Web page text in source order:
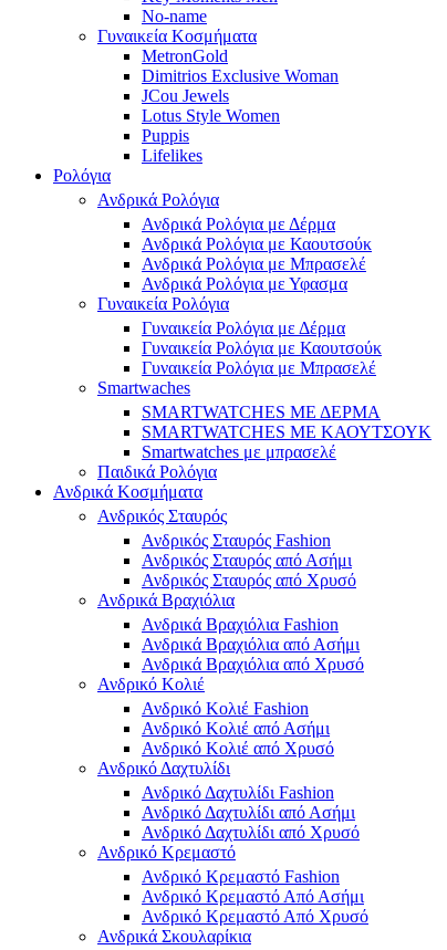
No-name
Γυναικεία Κοσμήματα
MetronGold
Dimitrios Exclusive Woman
JCou Jewels
Lotus Style Women
Puppis
Lifelikes
Ρολόγια
Ανδρικά Ρολόγια
Ανδρικά Ρολόγια με Δέρμα
Ανδρικά Ρολόγια με Καουτσούκ
Ανδρικά Ρολόγια με Μπρασελέ
Ανδρικά Ρολόγια με Υφασμα
Γυναικεία Ρολόγια
Γυναικεία Ρολόγια με Δέρμα
Γυναικεία Ρολόγια με Καουτσούκ
Γυναικεία Ρολόγια με Μπρασελέ
Smartwaches
SMARTWATCHES ΜΕ ΔΕΡΜΑ
SMARTWATCHES ΜΕ ΚΑΟΥΤΣΟΥΚ
Smartwatches με μπρασελέ
Παιδικά Ρολόγια
Ανδρικά Κοσμήματα
Ανδρικός Σταυρός
Ανδρικός Σταυρός Fashion
Ανδρικός Σταυρός από Ασήμι
Ανδρικός Σταυρός από Χρυσό
Ανδρικά Βραχιόλια
Ανδρικά Βραχιόλια Fashion
Ανδρικά Βραχιόλια από Ασήμι
Ανδρικά Βραχιόλια από Χρυσό
Ανδρικό Κολιέ
Ανδρικό Κολιέ Fashion
Ανδρικό Κολιέ από Ασήμι
Ανδρικό Κολιέ από Χρυσό
Ανδρικό Δαχτυλίδι
Ανδρικό Δαχτυλίδι Fashion
Ανδρικό Δαχτυλίδι από Ασήμι
Ανδρικό Δαχτυλίδι από Χρυσό
Ανδρικό Κρεμαστό
Ανδρικό Κρεμαστό Fashion
Ανδρικό Κρεμαστό Από Ασήμι
Ανδρικό Κρεμαστό Από Χρυσό
Ανδρικά Σκουλαρίκια